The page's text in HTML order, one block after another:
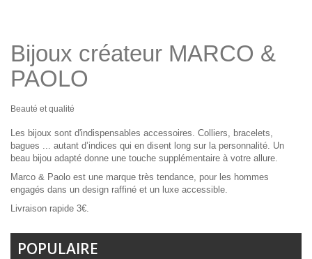
Bijoux créateur MARCO &
PAOLO
Beauté et qualité
Les bijoux sont d'indispensables accessoires. Colliers, bracelets,
bagues ... autant d’indices qui en disent long sur la personnalité. Un
beau bijou adapté donne une touche supplémentaire à votre allure.
Marco & Paolo est une marque très tendance, pour les hommes
engagés dans un design raffiné et un luxe accessible.
Livraison rapide 3€.
POPULAIRE